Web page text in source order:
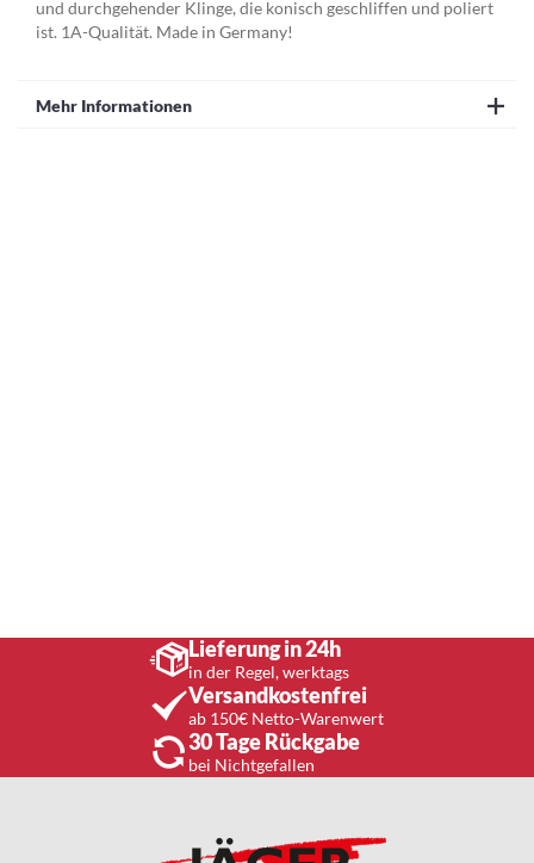
und durchgehender Klinge, die konisch geschliffen und poliert
ist. 1A-Qualität. Made in Germany!
Mehr Informationen
Lieferung in 24h
in der Regel, werktags
Versandkostenfrei
ab 150€ Netto-Warenwert
30 Tage Rückgabe
bei Nichtgefallen